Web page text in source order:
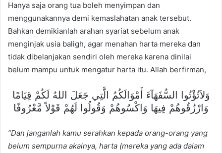
Hanya saja orang tua boleh menyimpan dan
menggunakannya demi kemaslahatan anak tersebut.
Bahkan demikianlah arahan syariat sebelum anak
menginjak usia baligh, agar menahan harta mereka dan
tidak dibelanjakan sendiri oleh mereka karena dinilai
belum mampu untuk mengatur harta itu. Allah berfirman,
وَلاَتُؤْتُوا السُّفَهَآءَ أَمْوَالَكُمُ الَّتِي جَعَلَ اللهُ لَكُمْ قِيَامًا
وَارْزُقُوهُمْ فِيهَا وَاكْسُوهُمْ وَقُولُوا لَهُمْ قَوْلاً مَّعْرُوفًا
“Dan janganlah kamu serahkan kepada orang-orang yang
belum sempurna akalnya, harta (mereka yang ada dalam